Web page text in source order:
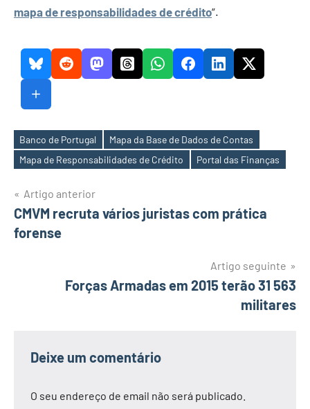
mapa de responsabilidades de crédito“.
Etiquetas
Banco de Portugal
Mapa da Base de Dados de Contas
Mapa de Responsabilidades de Crédito
Portal das Finanças
Navegação
de
Artigo anterior
CMVM recruta vários juristas com prática
forense
Artigo seguinte
Forças Armadas em 2015 terão 31 563
militares
Deixe um comentário
O seu endereço de email não será publicado.